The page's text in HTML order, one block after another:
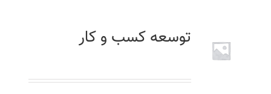
توسعه کسب و کار